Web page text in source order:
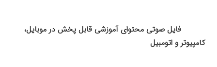
فایل صوتی محتوای آموزشی قابل پخش در موبایل،
کامپیوتر و اتومبیل